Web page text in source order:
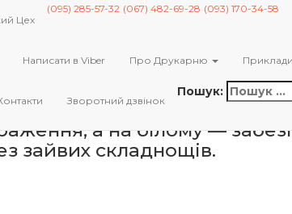
(095) 285-57-32 (067) 482-69-28 (093) 170-34-58
Написати в Viber Про Друкарню
Зворотний дзвінок
Пошук:
будь-якого розміру з
фото на акрилі,
та тип матеріалу
а на білому —
зайвих складнощів.